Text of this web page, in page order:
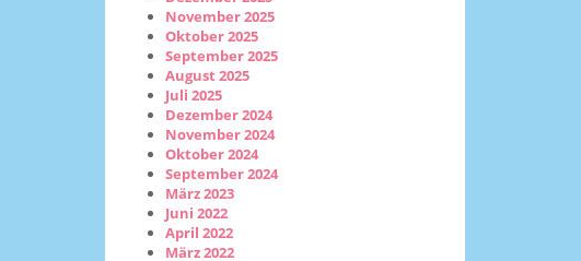
November 2025
Oktober 2025
September 2025
August 2025
Juli 2025
Dezember 2024
November 2024
Oktober 2024
September 2024
März 2023
Juni 2022
April 2022
März 2022